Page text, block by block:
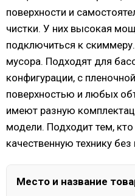
поверхности и
чистки. У них высокая
подключиться к
мусора. Подходят для
конфигурации, с
поверхностью и любых
имеют разную
модели. Подходит тем,
качественную технику
Место и название